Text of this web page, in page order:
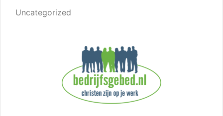
Uncategorized